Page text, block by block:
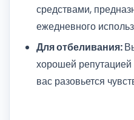
средствами,
ежедневного
Для отбеливания:
хорошей репутацией
вас разовьется